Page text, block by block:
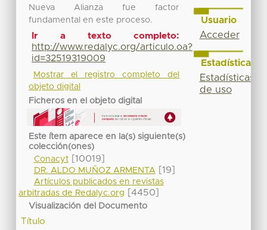
Nueva Alianza fue factor
fundamental en este proceso.
Ir a texto completo:
http://www.redalyc.org/articulo.oa?
id=32519319009
Mostrar el registro completo del
objeto digital
Ficheros en el objeto digital
Este ítem aparece en la(s) siguiente(s)
colección(ones)
Conacyt[10019]
DR. ALDO MUÑOZ ARMENTA[19]
Artículos publicados en revistas
arbitradas de Redalyc.org
[4450]
Visualización del Documento
Título
Usuario
Acceder
Estadísticas
Estadísticas
de uso